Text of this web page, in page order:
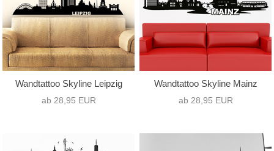
Wandtattoo Skyline Leipzig
ab 28,95 EUR
Wandtattoo Skyline Mainz
ab 28,95 EUR